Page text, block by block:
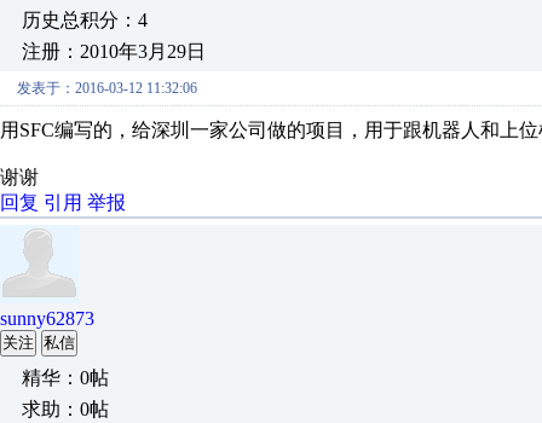
历史总积分：4
注册：2010年3月29日
发表于：2016-03-12 11:32:06
用SFC编写的，给深圳一家公司做的项目，用于跟机器人和上
谢谢
回复 引用 举报
sunny62873
关注 私信
精华：0帖
求助：0帖